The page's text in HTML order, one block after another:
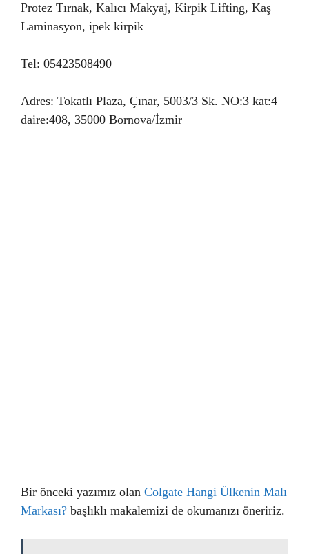
Protez Tırnak, Kalıcı Makyaj, Kirpik Lifting, Kaş
Laminasyon, ipek kirpik
Tel: 05423508490
Adres: Tokatlı Plaza, Çınar, 5003/3 Sk. NO:3 kat:4
daire:408, 35000 Bornova/İzmir
Bir önceki yazımız olan Colgate Hangi Ülkenin Malı
Markası? başlıklı makalemizi de okumanızı öneririz.